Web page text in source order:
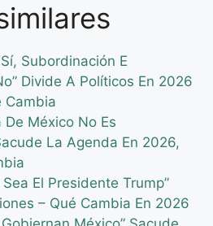
Subordinación E
Divide A Políticos En 2026
Cambia
De México No Es
La Agenda En 2026,
El Presidente Trump”
– Qué Cambia En 2026